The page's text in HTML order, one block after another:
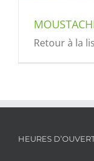
Retour à la
HEURES